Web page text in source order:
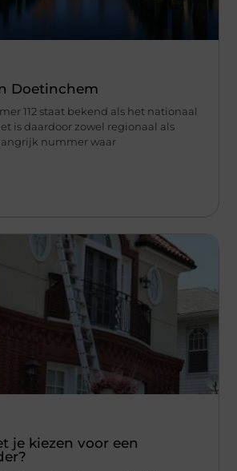
Doetinchem
112 staat bekend als het nationaal
is daardoor zowel regionaal als
nummer waar
je kiezen voor een